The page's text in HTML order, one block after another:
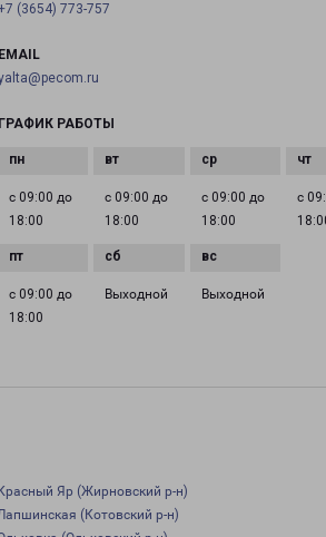
(3654) 773-757
РАБОТЫ
с 09:00 до
18:00
с 09:00 до
18:00
с 09:00 до
18:00
с
с 09:00 до
18:00
Выходной Выходной
Яр (Жирновский р-н)
(Котовский р-н)